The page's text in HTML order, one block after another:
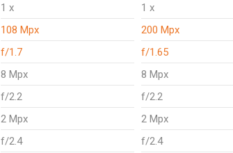
1 x
1 x
108 Mpx
200 Mpx
f/1.7
f/1.65
8 Mpx
8 Mpx
f/2.2
f/2.2
2 Mpx
2 Mpx
f/2.4
f/2.4